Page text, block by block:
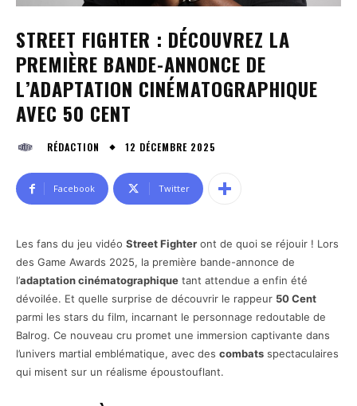
STREET FIGHTER : DÉCOUVREZ LA
PREMIÈRE BANDE-ANNONCE DE
L’ADAPTATION CINÉMATOGRAPHIQUE
AVEC 50 CENT
RÉDACTION 12 DÉCEMBRE 2025
Facebook Twitter
Les fans du jeu vidéo Street Fighter ont de quoi se réjouir ! Lors
des Game Awards 2025, la première bande-annonce de
l’adaptation cinématographique tant attendue a enfin été
dévoilée. Et quelle surprise de découvrir le rappeur 50 Cent
parmi les stars du film, incarnant le personnage redoutable de
Balrog. Ce nouveau cru promet une immersion captivante dans
l’univers martial emblématique, avec des combats spectaculaires
qui misent sur un réalisme époustouflant.